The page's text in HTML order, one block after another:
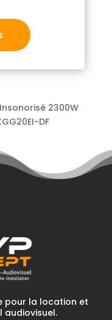
2300W
DF
pour la location et
audiovisuel.